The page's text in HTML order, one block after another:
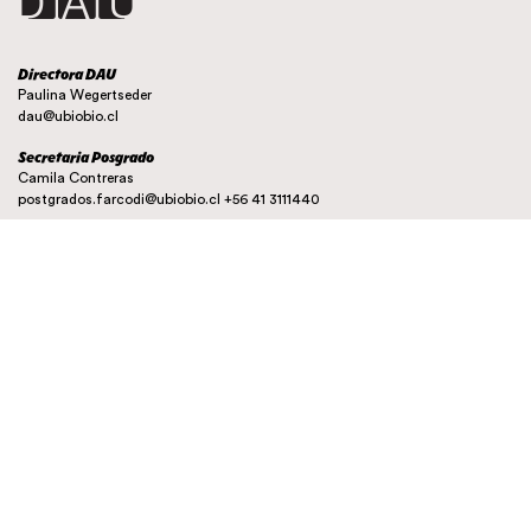
Directora DAU
Paulina Wegertseder
dau@ubiobio.cl
Secretaria Posgrado
Camila Contreras
postgrados.farcodi@ubiobio.cl +56 41 3111440